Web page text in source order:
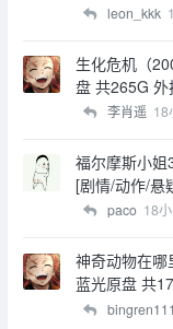
leon_kkk
生化危机（
盘 共265G
李肖遥 18
福尔摩斯小
[剧情/动作/悬
paco 18
神奇动物在哪
蓝光原盘 共